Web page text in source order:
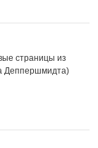
страницы из
Деппершмидта)